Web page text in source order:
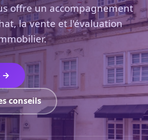
offre un accompagnement
la vente et l'évaluation
→
conseils